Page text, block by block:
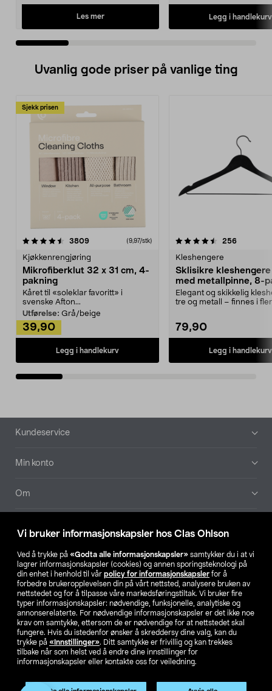
Vi bruker informasjonskapsler hos Clas Ohlson
Ved å trykke på «Godta alle informasjonskapsler» samtykker du i at vi
lagrer informasjonskapsler (cookies) og annen sporingsteknologi på
din enhet i henhold til vår policy for informasjonskapsler for å
forbedre brukeropplevelsen din på vårt nettsted, analysere bruken av
nettstedet og for å tilpasse våre markedsføringstiltak. Vi bruker fire
typer informasjonskapsler: nødvendige, funksjonelle, analytiske og
annonserelaterte. For nødvendige informasjonskapsler er det ikke noe
krav om samtykke, ettersom de er nødvendige for at nettstedet skal
fungere. Hvis du istedenfor ønsker å skreddersy dine valg, kan du
trykke på «Innstillinger». Ditt samtykke er frivillig og kan trekkes
tilbake når som helst ved å endre dine innstillinger for
informasjonskapsler eller kontakte oss for veiledning.
Les mer Legg i handlekurv
Uvanlig gode priser på vanlige ting
Sjekk prisen
3809anmeldelser(9,97/stk)
Kjøkkenrengjøring
Mikrofiberklut 32 x 31 cm, 4-
pakning
Kåret til «soleklar favoritt» i
svenske Afton...
Utførelse: Grå/beige
39,90
Legg i handlekurv
4.5av 5 stjerner 256
Kleshengere
Sklisikre
med metallpinne, 8-
Elegant og skikkelig
tre og metall – finnes i
79,90
Legg i handlekurv
4.5av 5 stjerner
Bunntekst
Kundeservice
Min konto
Om
Våre selskaper
Finn din butikk
SE NO FI